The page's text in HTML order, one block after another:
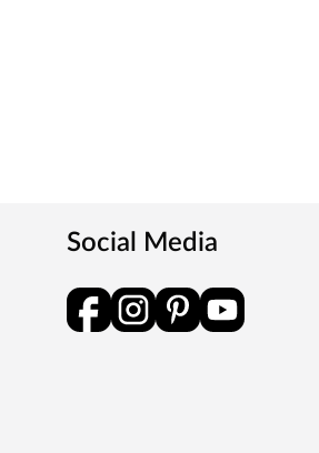
Social Media